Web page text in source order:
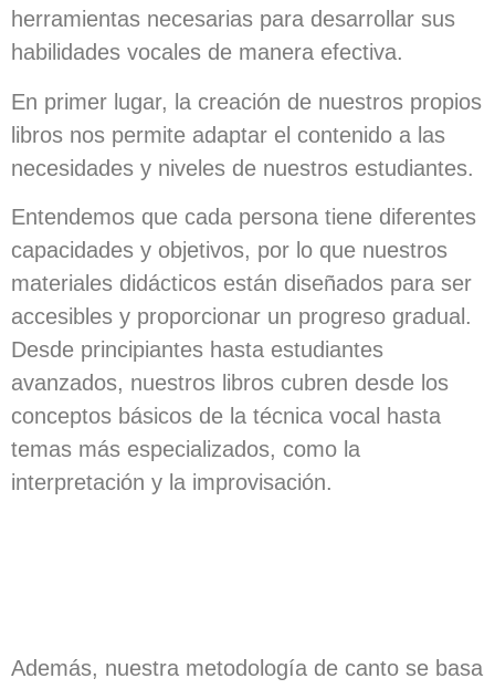
herramientas necesarias para desarrollar sus
habilidades vocales de manera efectiva.
En primer lugar, la creación de nuestros propios
libros nos permite adaptar el contenido a las
necesidades y niveles de nuestros estudiantes.
Entendemos que cada persona tiene diferentes
capacidades y objetivos, por lo que nuestros
materiales didácticos están diseñados para ser
accesibles y proporcionar un progreso gradual.
Desde principiantes hasta estudiantes
avanzados, nuestros libros cubren desde los
conceptos básicos de la técnica vocal hasta
temas más especializados, como la
interpretación y la improvisación.
Además, nuestra metodología de canto se basa